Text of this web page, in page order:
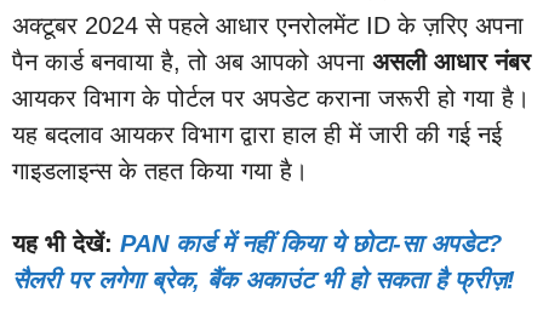
अक्टूबर 2024 से पहले आधार एनरोलमेंट ID के ज़रिए अपना
पैन कार्ड बनवाया है, तो अब आपको अपना असली आधार नंबर
आयकर विभाग के पोर्टल पर अपडेट कराना जरूरी हो गया है।
यह बदलाव आयकर विभाग द्वारा हाल ही में जारी की गई नई
गाइडलाइन्स के तहत किया गया है।
यह भी देखें: PAN कार्ड में नहीं किया ये छोटा-सा अपडेट?
सैलरी पर लगेगा ब्रेक, बैंक अकाउंट भी हो सकता है फ्रीज़!